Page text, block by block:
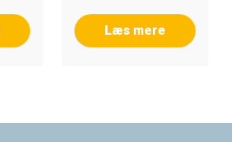
Læs mere